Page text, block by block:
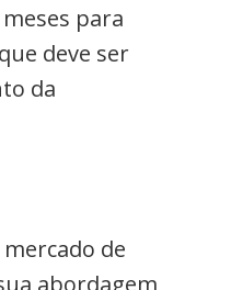
para
deve ser
da
de